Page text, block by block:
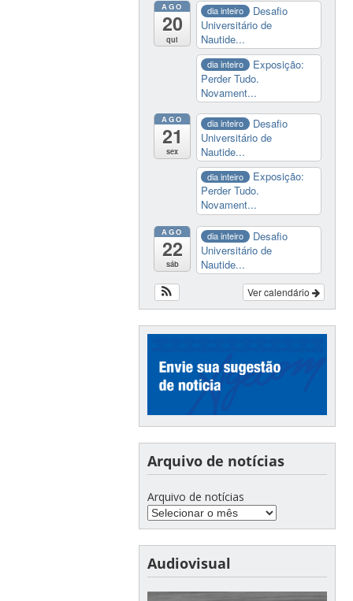
AGO
20
qui
dia inteiro
Desafio
Universitário de
Nautide...
dia inteiro
Exposição:
Perder Tudo.
Novament...
AGO
21
sex
dia inteiro
Desafio
Universitário de
Nautide...
dia inteiro
Exposição:
Perder Tudo.
Novament...
AGO
22
sáb
dia inteiro
Desafio
Universitário de
Nautide...
Ver calendário
Arquivo de notícias
Arquivo de notícias
Audiovisual